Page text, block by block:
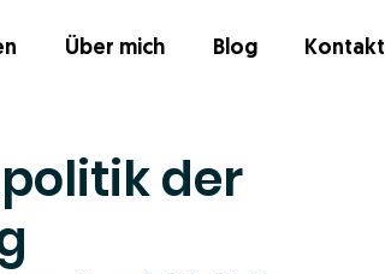
Über mich Blog Kontakt
der